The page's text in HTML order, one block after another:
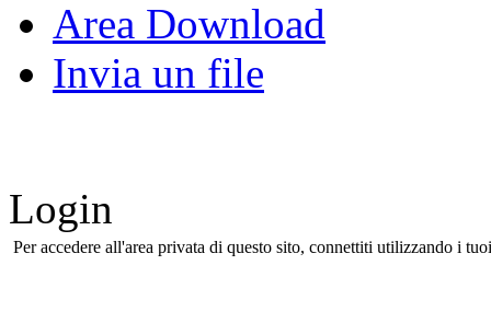
Area Download
Invia un file
Login
Per accedere all'area privata di questo sito, connettiti utilizzando i